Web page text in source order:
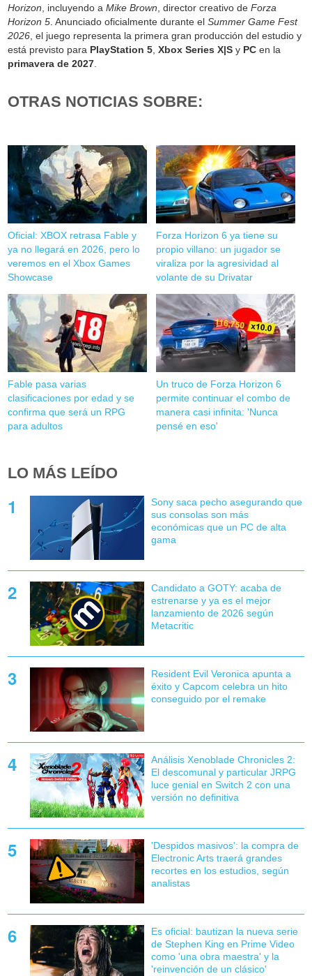
Horizon , incluyendo aMike Brown , director creativo deForza
Horizon 5 . Anunciado oficialmente durante elSummer Game Fest
2026 , el juego representa la primera gran producción del estudio y
está previsto para PlayStation 5 ,Xbox Series X|S y PC en la
primavera de 2027
OTRAS NOTICIAS SOBRE:
Oficial: XBOX retrasa Fable y
ya no llegará en 2026, pero lo
veremos en el Xbox Games
Showcase
Forza Horizon 6 ya tiene su
propio villano: un jugador se
viraliza por la agresividad al
volante de su Drivatar
Fable pasa varias
clasificaciones por edad y se
confirma que será un RPG
para adultos
Un truco de Forza Horizon 6
permite continuar el combo de
manera casi infinita: 'Nunca
pensé en eso'
LO MÁS LEÍDO
Sony saca pecho asegurando que
sus consolas son más
económicas que un PC de alta
gama
Candidato a GOTY: acaba de
estrenarse y ya es el mejor
lanzamiento de 2026 según
Metacritic
Resident Evil Veronica apunta a
éxito y Capcom celebra un hito
conseguido por el remake
Análisis Xenoblade Chronicles 2:
El descomunal y particular JRPG
luce genial en Switch 2 con una
versión no definitiva
'Despidos masivos': la compra de
Electronic Arts traerá grandes
recortes en los estudios, según
analistas
Es oficial: bautizan la nueva serie
de Stephen King en Prime Video
como 'una obra maestra' y la
'reinvención de un clásico'